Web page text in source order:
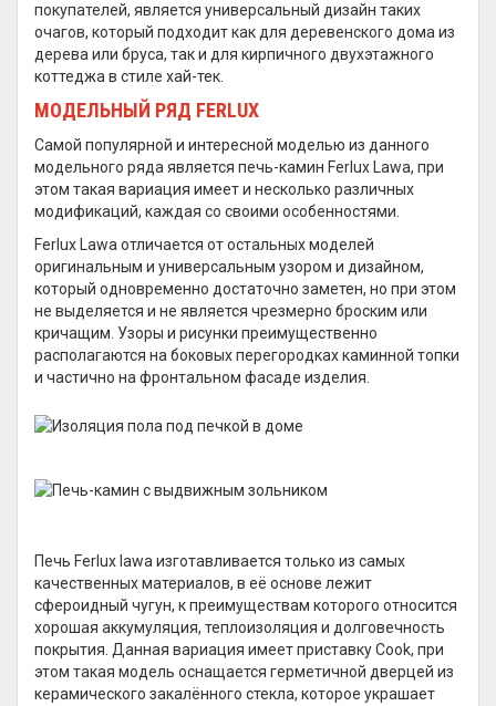
покупателей, является универсальный дизайн таких
очагов, который подходит как для деревенского дома из
дерева или бруса, так и для кирпичного двухэтажного
коттеджа в стиле хай-тек.
МОДЕЛЬНЫЙ РЯД FERLUX
Самой популярной и интересной моделью из данного
модельного ряда является печь-камин Ferlux Lawa, при
этом такая вариация имеет и несколько различных
модификаций, каждая со своими особенностями.
Ferlux Lawa отличается от остальных моделей
оригинальным и универсальным узором и дизайном,
который одновременно достаточно заметен, но при этом
не выделяется и не является чрезмерно броским или
кричащим. Узоры и рисунки преимущественно
располагаются на боковых перегородках каминной топки
и частично на фронтальном фасаде изделия.
Печь Ferlux lawa изготавливается только из самых
качественных материалов, в её основе лежит
сфероидный чугун, к преимуществам которого относится
хорошая аккумуляция, теплоизоляция и долговечность
покрытия. Данная вариация имеет приставку Cook, при
этом такая модель оснащается герметичной дверцей из
керамического закалённого стекла, которое украшает